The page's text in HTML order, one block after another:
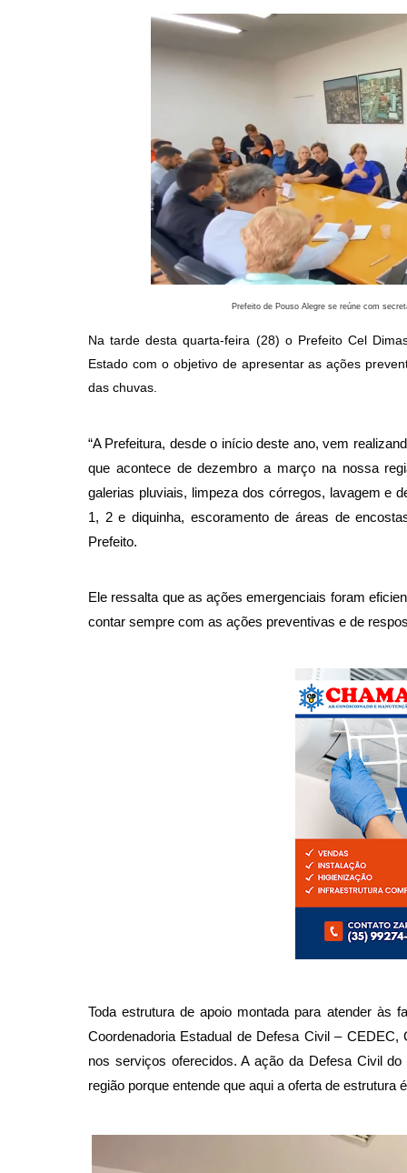
Prefeito de Pouso Alegre se reúne com
Na tarde desta quarta-feira (28) o Prefeito Cel
Estado com o objetivo de apresentar as ações
das chuvas.
“A Prefeitura, desde o início deste ano, vem
que acontece de dezembro a março na nossa
galerias pluviais, limpeza dos córregos, lavagem e
1, 2 e diquinha, escoramento de áreas de
Prefeito.
Ele ressalta que as ações emergenciais foram
contar sempre com as ações preventivas e de
Toda estrutura de apoio montada para atender às
Coordenadoria Estadual de Defesa Civil –
nos serviços oferecidos. A ação da Defesa Civil
região porque entende que aqui a oferta de estrutura